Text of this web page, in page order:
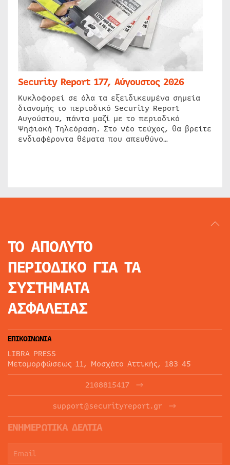
Security Report 177, Αύγουστος 2026
Κυκλοφορεί σε όλα τα εξειδικευμένα σημεία
διανομής το περιοδικό Security Report
Αυγούστου, πάντα μαζί με το περιοδικό
Ψηφιακή Τηλεόραση. Στο νέο τεύχος, θα βρείτε
ενδιαφέροντα θέματα που απευθύνο…
ΤΟ ΑΠΟΛΥΤΟ
ΠΕΡΙΟΔΙΚΟ ΓΙΑ ΤΑ
ΣΥΣΤΗΜΑΤΑ
ΑΣΦΑΛΕΙΑΣ
ΕΠΙΚΟΙΝΩΝΙΑ
LIBRA PRESS
Μεταμορφώσεως 11, Μοσχάτο Αττικής, 183 45
2108815417
support@securityreport.gr
ΕΝΗΜΕΡΩΤΙΚΑ ΔΕΛΤΙΑ